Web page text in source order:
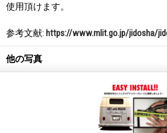
使用頂けます。
参考文献: https://www.mlit.go.jp/jidosha/
他の写真